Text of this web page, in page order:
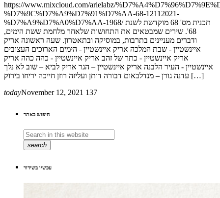
https://www.mixcloud.com/arielabz/
%D7%9C%D7%A9%D7%91%D7%AA-68-12112021-
%D7%A9%D7%A0%D7%AA-1968/ תכנית מס' 68 מוקדשת לשנת
68'. שירים שמבטאים את התחושות שלאחר מלחמת ששת הימים,
ודברים מעניינים בתרבות, במוסיקה ובתאטרון. שעה ראשונה אריק
איינשטיין - שבת המלכה אריק איינשטיין - הימים הארוכים העצובים
אריק איינשטיין - כתר של זהב אריק איינשטיין - כהה כהה אריק
איינשטיין - העיר הלבנה אריק איינשטיין – הגר אריק לביא – שוב לא נלך
עדנה גורן – מנדלבאום דבורה דותן ועליזה רוזן חייכה יריחו בירוק […]
todayNovember 12, 2021 137
חיפוש באתר
search
עכשיו בשידור